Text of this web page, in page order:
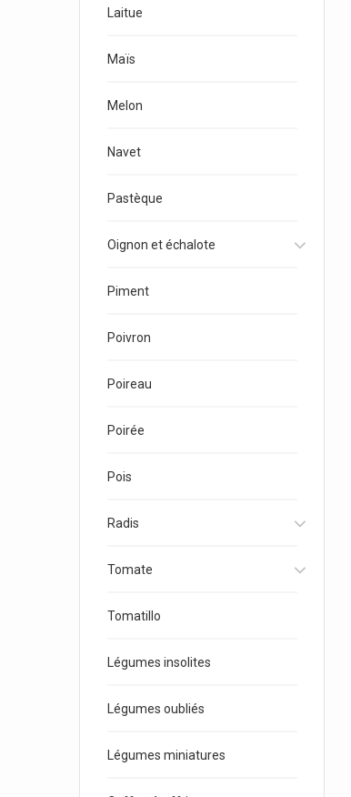
Laitue
Maïs
Melon
Navet
Pastèque
Oignon et échalote
Piment
Poivron
Poireau
Poirée
Pois
Radis
Tomate
Tomatillo
Légumes insolites
Légumes oubliés
Légumes miniatures